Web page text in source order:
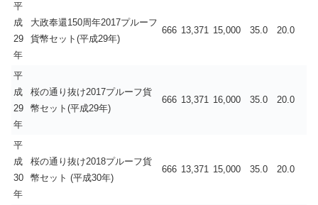
平
成
29
年
大政奉還150周年2017プルーフ
貨幣セット(平成29年)
666 13,371 15,000 35.0 20.0
平
成
29
年
桜の通り抜け2017プルーフ貨
幣セット(平成29年)
666 13,371 16,000 35.0 20.0
平
成
30
年
桜の通り抜け2018プルーフ貨
幣セット (平成30年)
666 13,371 15,000 35.0 20.0